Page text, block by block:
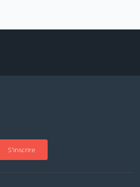
S'inscrire